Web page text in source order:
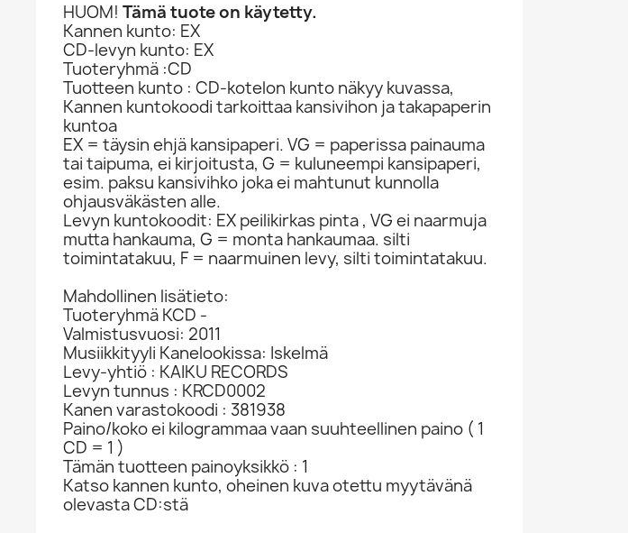
HUOM! Tämä tuote on käytetty.
Kannen kunto: EX
CD-levyn kunto: EX
Tuoteryhmä :CD
Tuotteen kunto : CD-kotelon kunto näkyy kuvassa,
Kannen kuntokoodi tarkoittaa kansivihon ja takapaperin
kuntoa
EX = täysin ehjä kansipaperi. VG = paperissa painauma
tai taipuma, ei kirjoitusta, G = kuluneempi kansipaperi,
esim. paksu kansivihko joka ei mahtunut kunnolla
ohjausväkästen alle.
Levyn kuntokoodit: EX peilikirkas pinta , VG ei naarmuja
mutta hankauma, G = monta hankaumaa. silti
toimintatakuu, F = naarmuinen levy, silti toimintatakuu.
Mahdollinen lisätieto:
Tuoteryhmä KCD -
Valmistusvuosi: 2011
Musiikkityyli Kanelookissa: Iskelmä
Levy-yhtiö : KAIKU RECORDS
Levyn tunnus : KRCD0002
Kanen varastokoodi : 381938
Paino/koko ei kilogrammaa vaan suuhteellinen paino ( 1
CD = 1 )
Tämän tuotteen painoyksikkö : 1
Katso kannen kunto, oheinen kuva otettu myytävänä
olevasta CD:stä